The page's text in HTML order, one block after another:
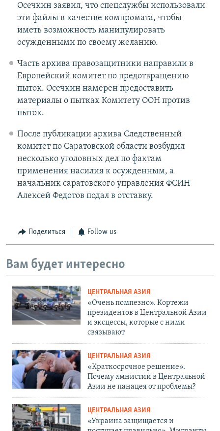
Осечкин заявил, что спецслужбы использовали
эти файлы в качестве компромата, чтобы
иметь возможность манипулировать
осужденными по своему желанию.
Часть архива правозащитники направили в
Европейский комитет по предотвращению
пыток. Осечкин намерен предоставить
материалы о пытках Комитету ООН против
пыток.
После публикации архива Следственный
комитет по Саратовской области возбудил
несколько уголовных дел по фактам
применения насилия к осужденным, а
начальник саратовского управления ФСИН
Алексей Федотов подал в отставку.
Поделиться Follow us
Вам будет интересно
ЦЕНТРАЛЬНАЯ АЗИЯ
«Очень помпезно». Кортежи
президентов в Центральной Азии
и эксцессы, которые с ними
связывают
ЦЕНТРАЛЬНАЯ АЗИЯ
«Краткосрочное решение».
Почему амнистии в Центральной
Азии не панацея от проблемы?
ЦЕНТРАЛЬНАЯ АЗИЯ
«Украина защищается и